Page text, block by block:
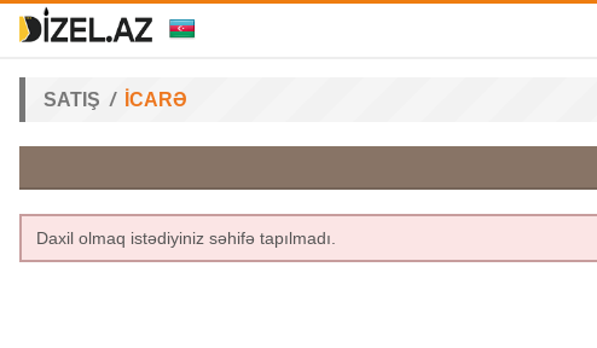
SATIŞ İCARƏ
Daxil olmaq istədiyiniz səhifə tapılmadı.